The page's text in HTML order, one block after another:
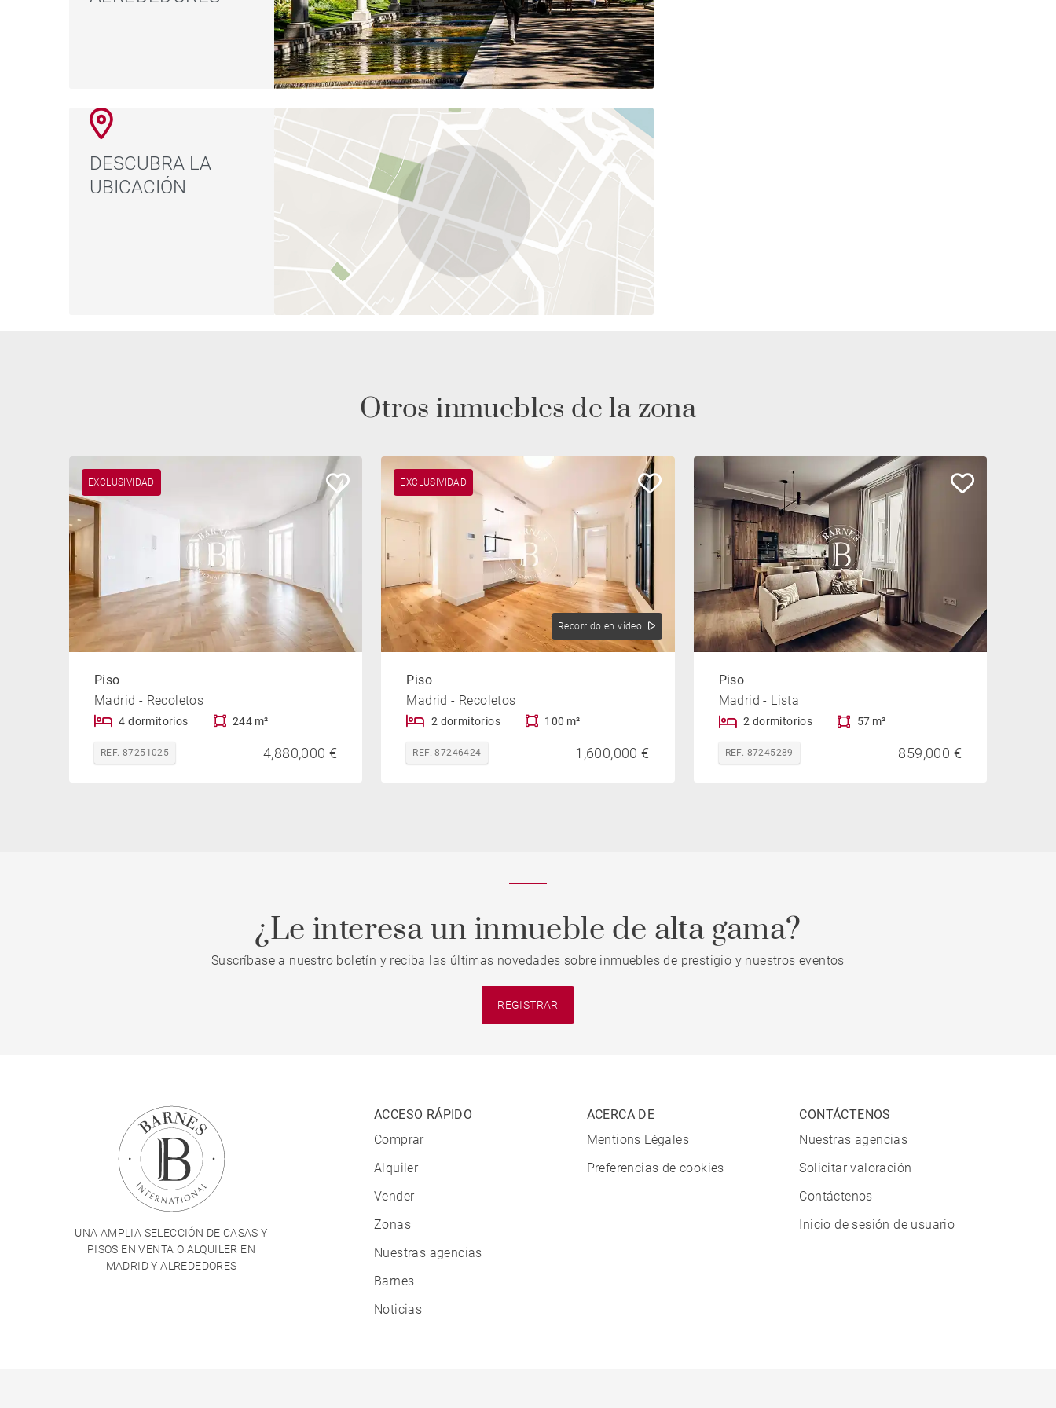
DESCUBRA LA
UBICACIÓN
Otros inmuebles de la zona
EXCLUSIVIDAD
Piso
Madrid - Recoletos
4 dormitorios 244 m²
REF. 87251025 4,880,000 €
EXCLUSIVIDAD
Recorrido en vídeo
Piso
Madrid - Recoletos
2 dormitorios 100 m²
REF. 87246424 1,600,000 €
Piso
Madrid - Lista
2 dormitorios 57 m²
REF. 87245289 859,000 €
¿Le interesa un inmueble de alta gama?
Suscríbase a nuestro boletín y reciba las últimas novedades sobre inmuebles de prestigio y nuestros eventos
REGISTRAR
UNA AMPLIA SELECCIÓN DE CASAS Y
PISOS EN VENTA O ALQUILER EN
MADRID Y ALREDEDORES
ACCESO RÁPIDO
Comprar
Alquiler
Vender
Zonas
Nuestras agencias
Barnes
Noticias
ACERCA DE
Mentions Légales
Preferencias de cookies
CONTÁCTENOS
Nuestras agencias
Solicitar valoración
Contáctenos
Inicio de sesión de usuario